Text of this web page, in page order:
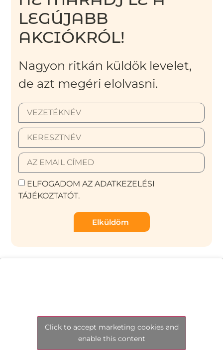
LEGÚJABB
AKCIÓKRÓL!
Nagyon ritkán küldök levelet,
de azt megéri elolvasni.
ELFOGADOM AZ ADATKEZELÉSI
TÁJÉKOZTATÓT.
Elküldöm
Click to accept marketing cookies and
enable this content